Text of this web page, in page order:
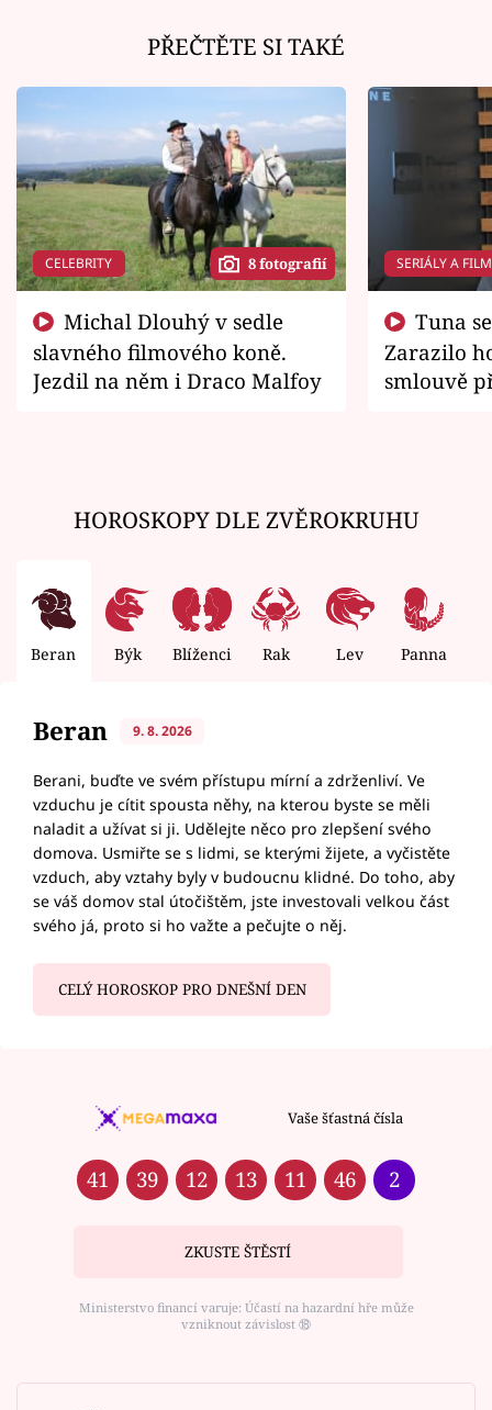
PŘEČTĚTE SI TAKÉ
CELEBRITY 8 fotografií
slavného filmového koně.
Jezdil na něm i Draco Malfoy
SERIÁLY A
Zarazilo
smlouvě
HOROSKOPY DLE ZVĚROKRUHU
Beran Býk Blíženci Rak Lev Panna
Beran 9. 8. 2026
Berani, buďte ve svém přístupu mírní a zdrženliví. Ve
vzduchu je cítit spousta něhy, na kterou byste se měli
naladit a užívat si ji. Udělejte něco pro zlepšení svého
domova. Usmiřte se s lidmi, se kterými žijete, a vyčistěte
vzduch, aby vztahy byly v budoucnu klidné. Do toho, aby
se váš domov stal útočištěm, jste investovali velkou část
svého já, proto si ho važte a pečujte o něj.
CELÝ HOROSKOP PRO DNEŠNÍ DEN
Vaše šťastná čísla
41 39 12 13 11 46 2
ZKUSTE ŠTĚSTÍ
Ministerstvo financí varuje: Účastí na hazardní hře může
vzniknout závislost ⑱